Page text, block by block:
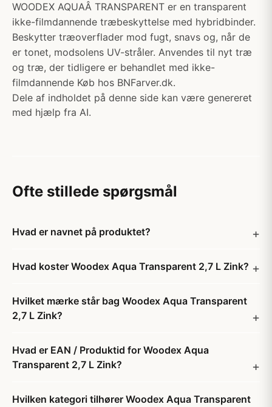
WOODEX AQUAÂ TRANSPARENT er en transparent
ikke-filmdannende træbeskyttelse med hybridbinder.
Beskytter træoverflader mod fugt, snavs og, når de
er tonet, modsolens UV-stråler. Anvendes til nyt træ
og træ, der tidligere er behandlet med ikke-
filmdannende Køb hos BNFarver.dk.
Dele af indholdet på denne side kan være genereret
med hjælp fra AI.
Ofte stillede spørgsmål
Hvad er navnet på produktet?
Hvad koster Woodex Aqua Transparent 2,7 L Zink?
Hvilket mærke står bag Woodex Aqua Transparent
2,7 L Zink?
Hvad er EAN / Produktid for Woodex Aqua
Transparent 2,7 L Zink?
Hvilken kategori tilhører Woodex Aqua Transparent